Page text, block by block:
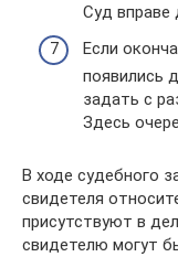
Суд вправе
Если
появились
задать с
Здесь
В ходе судебного
свидетеля
присутствуют в
свидетелю могут